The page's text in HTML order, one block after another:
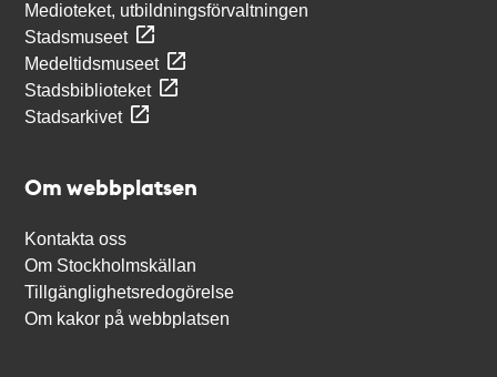
Medioteket, utbildningsförvaltningen
Stadsmuseet
Medeltidsmuseet
Stadsbiblioteket
Stadsarkivet
Om webbplatsen
Kontakta oss
Om Stockholmskällan
Tillgänglighetsredogörelse
Om kakor på webbplatsen